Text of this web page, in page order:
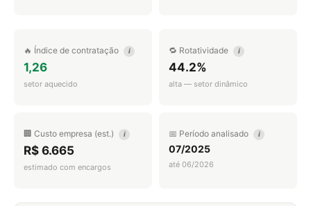
🔥 Índice de contratação i
1,26
setor aquecido
🔁 Rotatividade i
44.2%
alta — setor dinâmico
🏢 Custo empresa (est.) i
R$ 6.665
estimado com encargos
📅 Período analisado i
07/2025
até 06/2026